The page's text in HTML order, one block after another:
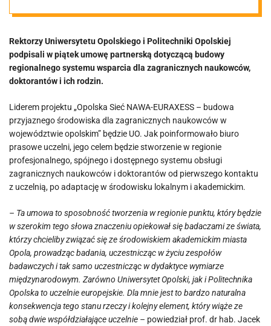
imigrantów
Rektorzy Uniwersytetu Opolskiego i Politechniki Opolskiej
podpisali w piątek umowę partnerską dotyczącą budowy
regionalnego systemu wsparcia dla zagranicznych naukowców,
doktorantów i ich rodzin.
Liderem projektu „Opolska Sieć NAWA-EURAXESS – budowa
przyjaznego środowiska dla zagranicznych naukowców w
województwie opolskim” będzie UO. Jak poinformowało biuro
prasowe uczelni, jego celem będzie stworzenie w regionie
profesjonalnego, spójnego i dostępnego systemu obsługi
zagranicznych naukowców i doktorantów od pierwszego kontaktu
z uczelnią, po adaptację w środowisku lokalnym i akademickim.
– Ta umowa to sposobność tworzenia w regionie punktu, który będzie
w szerokim tego słowa znaczeniu opiekował się badaczami ze świata,
którzy chcieliby związać się ze środowiskiem akademickim miasta
Opola, prowadząc badania, uczestnicząc w życiu zespołów
badawczych i tak samo uczestnicząc w dydaktyce wymiarze
międzynarodowym. Zarówno Uniwersytet Opolski, jak i Politechnika
Opolska to uczelnie europejskie. Dla mnie jest to bardzo naturalna
konsekwencja tego stanu rzeczy i kolejny element, który wiąże ze
sobą dwie współdziałające uczelnie – powiedział prof. dr hab. Jacek